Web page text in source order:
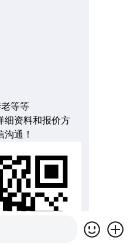
等等
细资料和报价方
通！